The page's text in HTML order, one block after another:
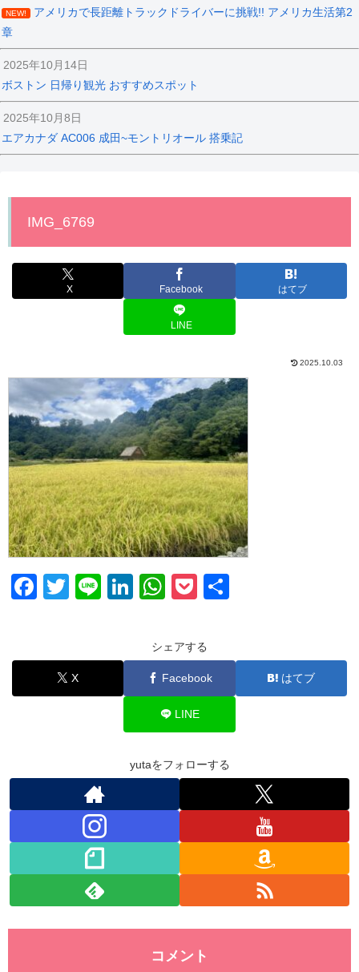
NEW!
アメリカで長距離トラックドライバーに挑戦!! アメリカ生活第2
章
2025年10月14日
ボストン 日帰り観光 おすすめスポット
2025年10月8日
エアカナダ AC006 成田~モントリオール 搭乗記
IMG_6769
X Facebook はてブ
LINE
2025.10.03
F
e
b
T
er
Li
Li
e
dI
W
at
s
A
p
p
P
ck
et
シェアする
X Facebook はてブ
LINE
yutaをフォローする
コメント